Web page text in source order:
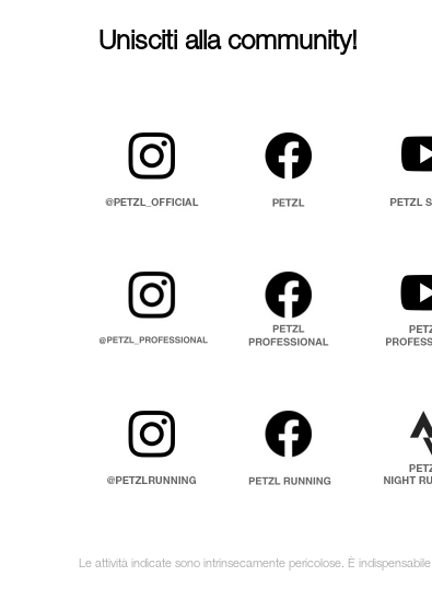
Unisciti alla community!
Le attività indicate sono intrinsecamente pericolose. È